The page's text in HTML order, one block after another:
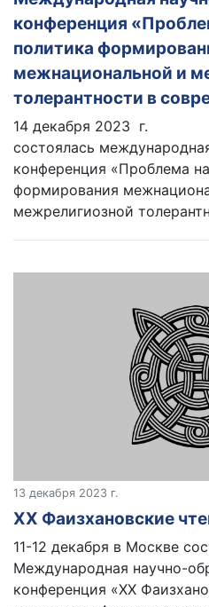
конференция
политика
межнациональной и
толерантности в
14 декабря 2023 г.
состоялась
конференция «Проблема
формирования
межрелигиозной
13 декабря 2023 г.
XX Фаизхановские
11-12 декабря в Москве
Международная научно-
конференция «XX